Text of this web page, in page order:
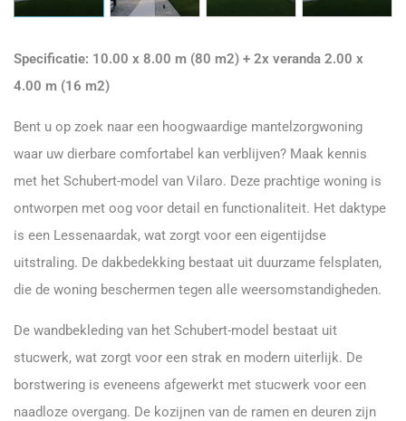
Specificatie: 10.00 x 8.00 m (80 m2) + 2x veranda 2.00 x
4.00 m (16 m2)
Bent u op zoek naar een hoogwaardige mantelzorgwoning
waar uw dierbare comfortabel kan verblijven? Maak kennis
met het Schubert-model van Vilaro. Deze prachtige woning is
ontworpen met oog voor detail en functionaliteit. Het daktype
is een Lessenaardak, wat zorgt voor een eigentijdse
uitstraling. De dakbedekking bestaat uit duurzame felsplaten,
die de woning beschermen tegen alle weersomstandigheden.
De wandbekleding van het Schubert-model bestaat uit
stucwerk, wat zorgt voor een strak en modern uiterlijk. De
borstwering is eveneens afgewerkt met stucwerk voor een
naadloze overgang. De kozijnen van de ramen en deuren zijn